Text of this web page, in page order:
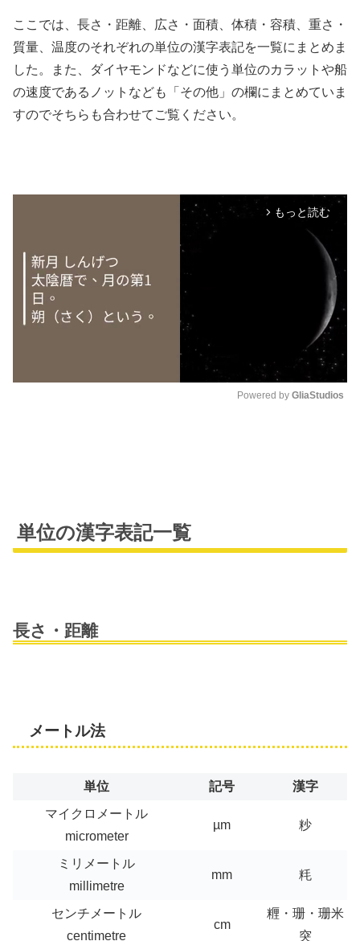
ここでは、長さ・距離、広さ・面積、体積・容積、重さ・
質量、温度のそれぞれの単位の漢字表記を一覧にまとめま
した。また、ダイヤモンドなどに使う単位のカラットや船
の速度であるノットなども「その他」の欄にまとめていま
すのでそちらも合わせてご覧ください。
arrow_forward_ios もっと読む
Powered by GliaStudios
単位の漢字表記一覧
長さ・距離
メートル法
単位 記号
漢字
マイクロメートル
micrometer
µm 粆
ミリメートル
millimetre
mm 粍
センチメートル
centimetre
cm
糎・珊・珊米
突